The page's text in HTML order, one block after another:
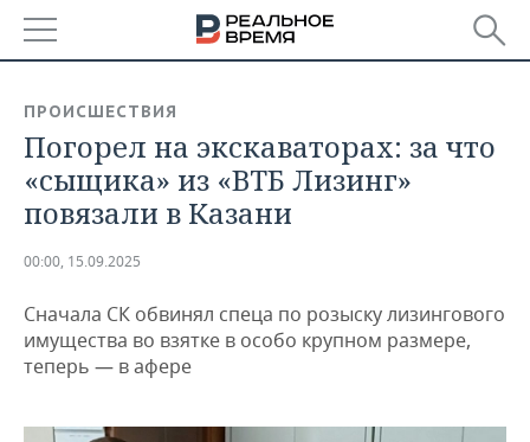
БАШКОРТОСТАН
ТАТАРСТАН
НОВОСТИ
АНАЛИТИКА
ДЕКЛАРАЦИИ О ДОХОДАХ
КОРОЛИ ГОСЗАКАЗА ПФО
НОВОСТИ ЭКОНОМИКИ
ФИНАНСЫ
ПРОМЫШЛЕННОСТЬ
НОВОСТИ
ПРОМЫШЛЕННОСТИ
АГРОПРОМ
НЕДВИЖИМОСТЬ
ПРОИСШЕСТВИЯ
Погорел на экскаваторах: за что
«сыщика» из «ВТБ Лизинг»
повязали в Казани
00:00, 15.09.2025
Сначала СК обвинял спеца по розыску лизингового
имущества во взятке в особо крупном размере,
теперь — в афере